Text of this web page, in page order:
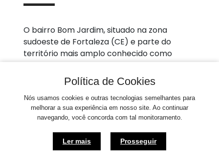
O bairro Bom Jardim, situado na zona
sudoeste de Fortaleza (CE) e parte do
território mais amplo conhecido como
Grande Bom Jardim, consolidou-se ao longo
do século XX como uma periferia resultante
de processos de ocupação espontânea e
lutas por moradia. Ao longo das décadas, o
Bom Jardim se tornou um espaço de
referência em mobilização comunitária e
produção cultural. Desde 2006, o Centro
Cultural Bom Jardim (CCBJ) atua como polo
© Prefeitura Municipal de Fortaleza 2026 - Instituto de Pesquisa
Política de Cookies
Nós usamos cookies e outras tecnologias semelhantes para
melhorar a sua experiência em nosso site. Ao continuar
navegando, você concorda com tal monitoramento.
Ler mais Prosseguir